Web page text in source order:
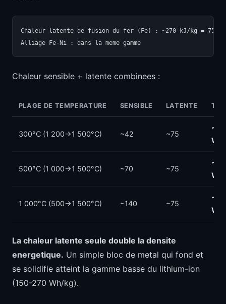
Chaleur latente de fusion du fer (Fe) : ~270 kJ/kg = 75
Chaleur sensible + latente combinees :
PLAGE DE TEMPERATURE SENSIBLE LATENTE
300°C (1 200->1 500°C) ~42 ~75
500°C (1 000->1 500°C) ~70 ~75
1 000°C (500->1 500°C) ~140 ~75
La chaleur latente seule double la densite
energetique. Un simple bloc de metal qui fond et
se solidifie atteint la gamme basse du lithium-ion
(150-270 Wh/kg).